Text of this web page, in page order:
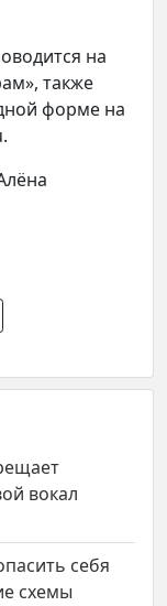
на
также
форме на
вокал
себя
схемы